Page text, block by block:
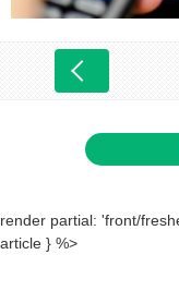
render partial: 'front/
article } %>